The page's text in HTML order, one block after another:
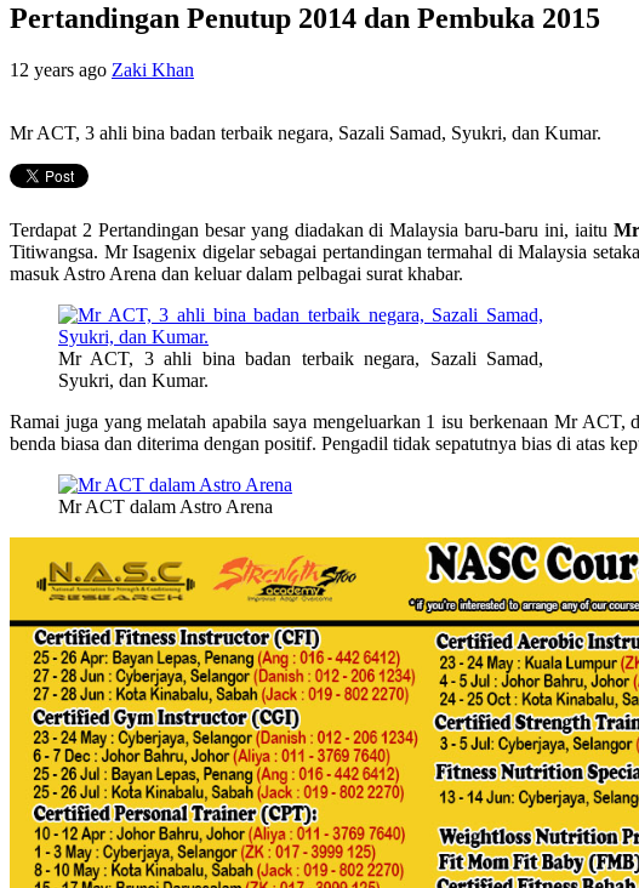
Pertandingan Penutup 2014 dan Pembuka 2015
12 years ago Zaki Khan
Mr ACT, 3 ahli bina badan terbaik negara, Sazali Samad, Syukri, dan Kumar.
Terdapat 2 Pertandingan besar yang diadakan di Malaysia baru-baru ini, iaitu
Titiwangsa. Mr Isagenix digelar sebagai pertandingan termahal di Malaysia
masuk Astro Arena dan keluar dalam pelbagai surat khabar.
Mr ACT, 3 ahli bina badan terbaik negara, Sazali Samad,
Syukri, dan Kumar.
Ramai juga yang melatah apabila saya mengeluarkan 1 isu berkenaan Mr
benda biasa dan diterima dengan positif. Pengadil tidak sepatutnya bias di atas
Mr ACT dalam Astro Arena